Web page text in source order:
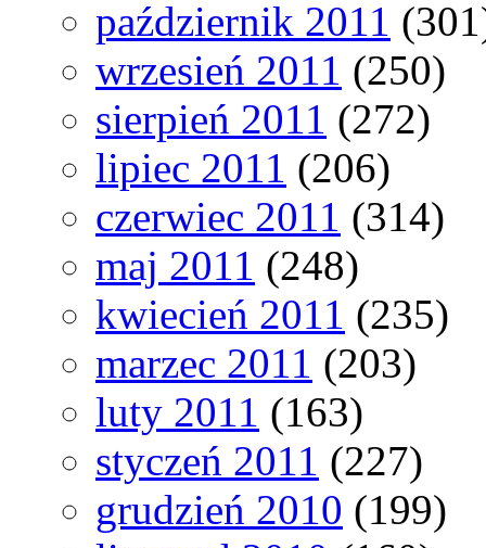
październik 2011
wrzesień 2011 (250)
sierpień 2011 (272)
lipiec 2011 (206)
czerwiec 2011 (314)
maj 2011 (248)
kwiecień 2011 (235)
marzec 2011 (203)
luty 2011 (163)
styczeń 2011 (227)
grudzień 2010 (199)